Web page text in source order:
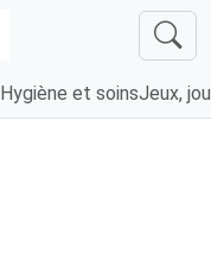
Hygiène et soinsJeux,